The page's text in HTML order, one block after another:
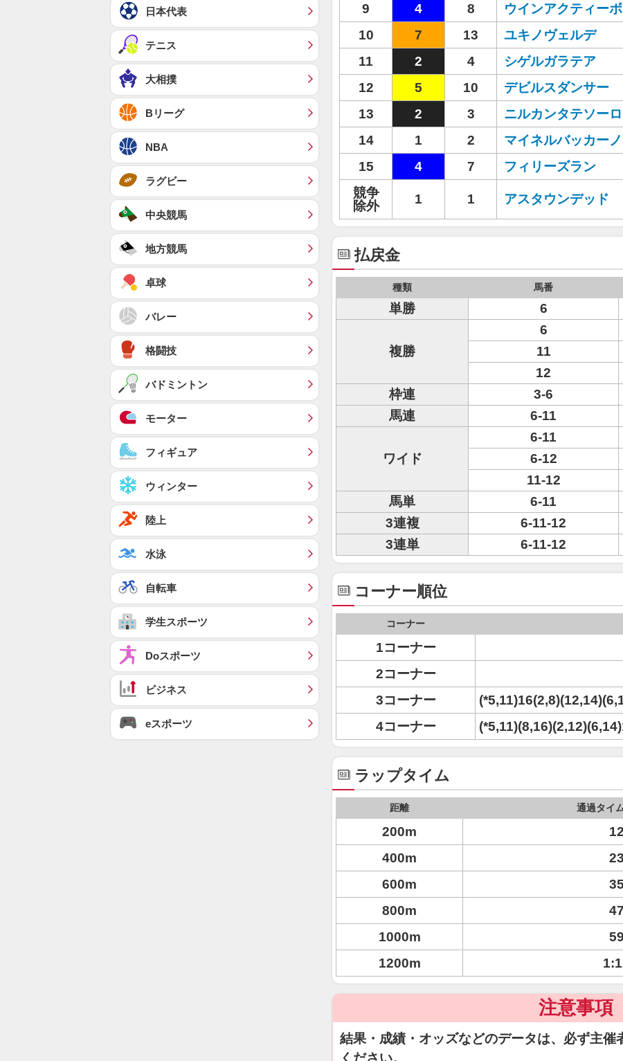
9
4 8 ウインアクティーボ
10
7 13 ユキノヴェルデ
11
2 4 シゲルガラテア
12
5 10 デビルスダンサー
13
2 3 ニルカンタテソーロ
14
1 2 マイネルバッカーノ
15
4 7 フィリーズラン
競争
除外
1 1 アスタウンデッド
払戻金
種類 馬番
単勝 6
複勝
6
11
12
枠連
3-6
馬連
6-11
ワイド
6-11
6-12
11-12
馬単
6-11
3連複
6-11-12
3連単
6-11-12
コーナー順位
コーナー
1コーナー
2コーナー
3コーナー
4コーナー
ラップタイム
距離 通過タイ
200m
400m
600m
800m
1000m
1200m
注意事項
結果・成績・オッズなどのデータは、必ず主催
ください。
日本代表
テニス
大相撲
Bリーグ
NBA
ラグビー
中央競馬
地方競馬
卓球
バレー
格闘技
バドミントン
モーター
フィギュア
ウィンター
陸上
水泳
自転車
学生スポーツ
Doスポーツ
ビジネス
eスポーツ